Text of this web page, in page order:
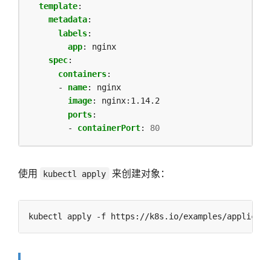
template:
metadata:
labels:
app:
nginx
spec:
containers:
- name:
nginx
image:
nginx:1.14.2
ports:
- containerPort: 80
使用 kubectl apply 来创建对象：